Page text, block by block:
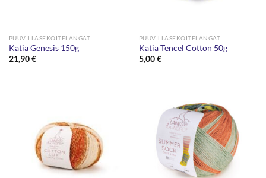
PUUVILLASEKOITELANGAT
Katia Genesis 150g
21,90€
PUUVILLASEKOITELANGAT
Katia Tencel Cotton 50g
5,00€